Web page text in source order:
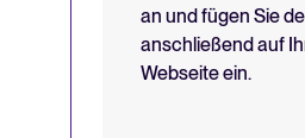
an und fügen Sie
anschließend auf
Webseite ein.